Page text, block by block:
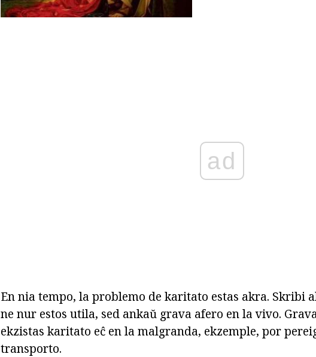
ad
En nia tempo, la problemo de karitato estas akra.
ne nur estos utila, sed ankaŭ grava afero en la vivo.
ekzistas karitato eĉ en la malgranda, ekzemple, por
transporto.